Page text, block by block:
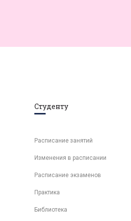
Студенту
Расписание занятий
Изменения в расписании
Расписание экзаменов
Практика
Библиотека